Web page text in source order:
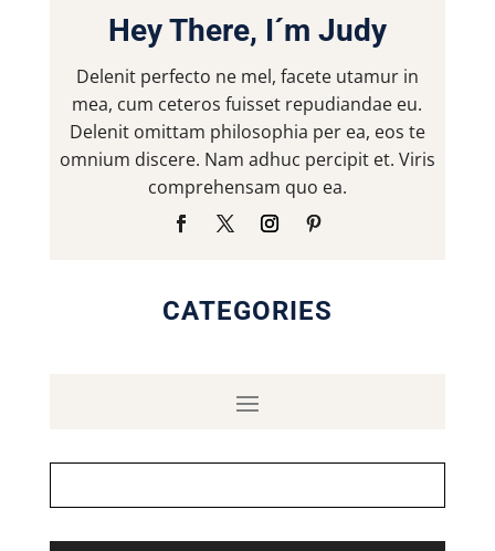
Hey There, I´m Judy
Delenit perfecto ne mel, facete utamur in
mea, cum ceteros fuisset repudiandae eu.
Delenit omittam philosophia per ea, eos te
omnium discere. Nam adhuc percipit et. Viris
comprehensam quo ea.
CATEGORIES